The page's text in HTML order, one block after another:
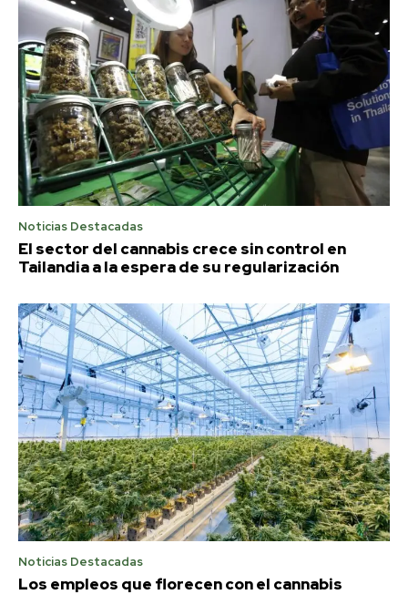
Noticias Destacadas
El sector del cannabis crece sin control en
Tailandia a la espera de su regularización
Noticias Destacadas
Los empleos que florecen con el cannabis